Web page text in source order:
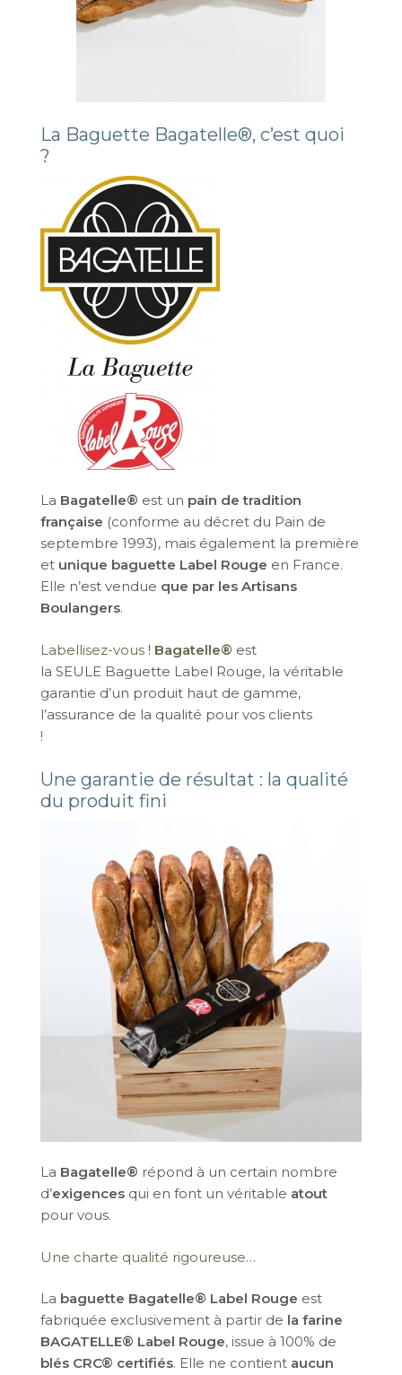
La Baguette Bagatelle®, c’est quoi
?
La Bagatelle® est un pain de tradition
française (conforme au décret du Pain de
septembre 1993), mais également la première
et unique baguette Label Rouge en France.
Elle n’est vendue que par les Artisans
Boulangers.
Labellisez-vous ! Bagatelle® est
la SEULE Baguette Label Rouge, la véritable
garantie d’un produit haut de gamme,
l’assurance de la qualité pour vos clients
!
Une garantie de résultat : la qualité
du produit fini
La Bagatelle® répond à un certain nombre
d’exigences qui en font un véritable atout
pour vous.
Une charte qualité rigoureuse…
La baguette Bagatelle® Label Rouge est
fabriquée exclusivement à partir de la farine
BAGATELLE® Label Rouge, issue à 100% de
blés CRC® certifiés. Elle ne contient aucun